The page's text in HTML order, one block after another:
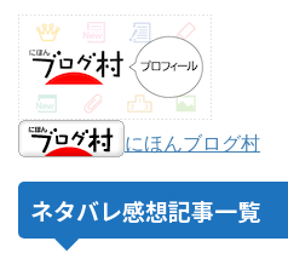
にほんブログ村
ネタバレ感想記事一覧